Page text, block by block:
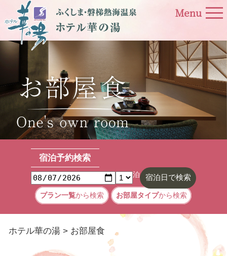
宿泊予約検索
泊 宿泊日で検索
プラン一覧から検索 お部屋タイプから検索
ホテル華の湯 > お部屋食